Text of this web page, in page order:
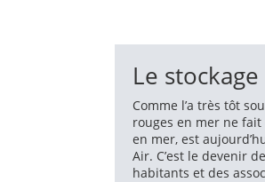
Le
Comme l’a très tôt
rouges en mer ne
en mer, est
Air. C’est le devenir
habitants et des